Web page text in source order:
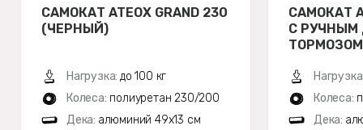
САМОКАТ ATEOX GRAND 230
(ЧЕРНЫЙ)
Нагрузка: до 100 кг
Колеса: полиуретан 230/200
Дека: алюминий 49х13 см
САМОКАТ
С
Колеса:
Дека: